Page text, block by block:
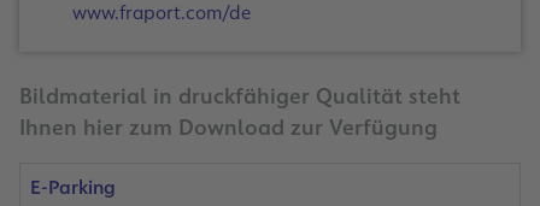
www.fraport.com/de
Bildmaterial in druckfähiger Qualität steht
Ihnen hier zum Download zur Verfügung
E-Parking